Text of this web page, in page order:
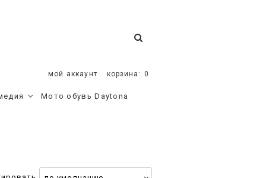
мой аккаунт корзина: 0
Мото обувь Daytona